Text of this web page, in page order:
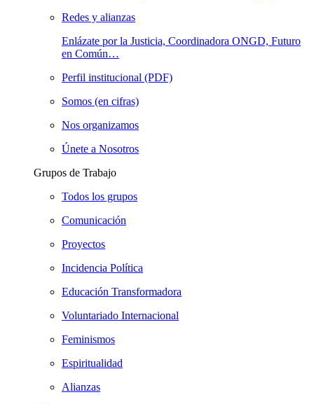
Redes y alianzas
Enlázate por la Justicia, Coordinadora ONGD, Futuro
en Común…
Perfil institucional (PDF)
Somos (en cifras)
Nos organizamos
Únete a Nosotros
Grupos de Trabajo
Todos los grupos
Comunicación
Proyectos
Incidencia Política
Educación Transformadora
Voluntariado Internacional
Feminismos
Espiritualidad
Alianzas